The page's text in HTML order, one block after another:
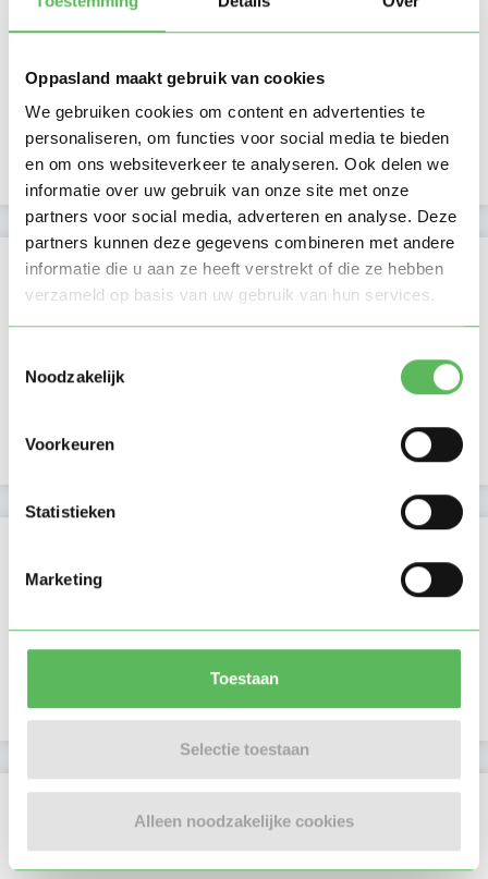
Oppasland maakt gebruik van cookies
We gebruiken cookies om content en advertenties te
personaliseren, om functies voor social media te bieden
en om ons websiteverkeer te analyseren. Ook delen we
informatie over uw gebruik van onze site met onze
partners voor social media, adverteren en analyse. Deze
partners kunnen deze gegevens combineren met andere
informatie die u aan ze heeft verstrekt of die ze hebben
verzameld op basis van uw gebruik van hun services.
Noodzakelijk
Voorkeuren
Statistieken
Marketing
Toestaan
Selectie toestaan
Alleen noodzakelijke cookies
Auto beschikbaar
Uurtarief: Account only
Kan oppassen op
Laatste activiteit 04-01-2026
Lid sinds 11-02-2025
E-mailadres is geverifieerd